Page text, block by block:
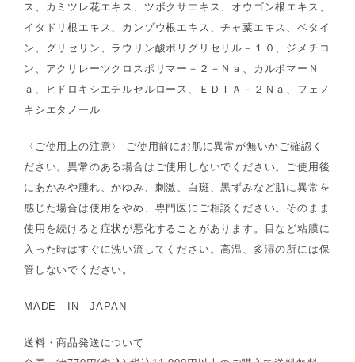
ス、カミツレ花エキス、ツボクサエキス、オウゴン根エキス、
イタドリ根エキス、カンゾウ根エキス、チャ葉エキス、ベタイ
ン、グリセリン、ラウリン酸ポリグリセリル－１０、ジメチコ
ン、アクリレーツクロスポリマー－２－Ｎａ、カルボマーＮ
ａ、ヒドロキシエチルセルロース、ＥＤＴＡ－２Ｎａ、フェノ
キシエタノール
〈ご使用上の注意〉 ご使用前にお肌に異常が無いかご確認く
ださい。異常のある場合はご使用しないでください。ご使用後
にあかみや腫れ、かゆみ、刺激、白斑、黒ずみなど肌に異常を
感じた場合は使用をやめ、専門医にご相談ください。そのまま
使用を続けると症状が悪化することがあります。目など粘膜に
入った時はすぐに洗い流してください。高温、多湿の所には保
管しないでください。
MADE IN JAPAN
送料・商品発送について